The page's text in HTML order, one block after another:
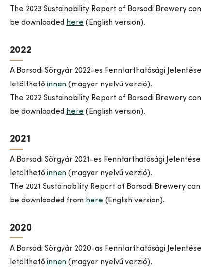
The 2023 Sustainability Report of Borsodi Brewery can
be downloaded here (English version).
2022
A Borsodi Sörgyár 2022-es Fenntarthatósági Jelentése
letölthető innen (magyar nyelvű verzió).
The 2022 Sustainability Report of Borsodi Brewery can
be downloaded here (English version).
2021
A Borsodi Sörgyár 2021-es Fenntarthatósági Jelentése
letölthető innen (magyar nyelvű verzió).
The 2021 Sustainability Report of Borsodi Brewery can
be downloaded from here (English version).
2020
A Borsodi Sörgyár 2020-as Fenntarthatósági Jelentése
letölthető innen (magyar nyelvű verzió).